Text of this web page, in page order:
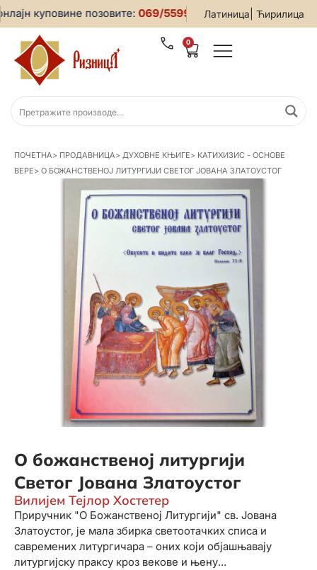
Латиница Ћирилица
куповине позовите:069/5599-019 • За све
0
ПОЧЕТНА> ПРОДАВНИЦА> ДУХОВНЕ КЊИГЕ> КАТИХИЗИС - ОСНОВЕ
ВЕРЕ> О БОЖАНСТВЕНОЈ ЛИТУРГИЈИ СВЕТОГ ЈОВАНА ЗЛАТОУСТОГ
О божанственој литургији
Светог Јована Златоустог
Вилијем Тејлор Хостетер
Приручник "О Божанственој Литургији" св. Јована
Златоустог, је мала збирка светоотачких списа и
савремених литургичара – оних који објашњавају
литургијску праксу кроз векове и њену